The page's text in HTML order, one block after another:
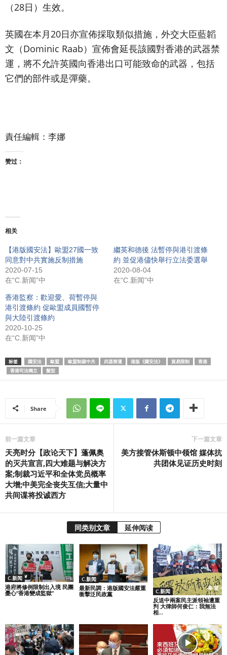
（28日）生效。
英國在本月20日亦宣佈採取類似措施，外交大臣藍韜
文（Dominic Raab）宣佈會延長該國對香港的武器禁
運，將不允許英國向香港出口可能致命的武器，包括
它們的部件或是彈藥。
責任編輯：李娜
赞过：
相关
【港版國安法】歐盟27國一致
同意對中共實施反制措施
2020-07-15
在“C.新闻”中
繼英和德後 法暫停與港引渡條
約 並促港儘快舉行立法委選舉
2020-08-04
在“C.新闻”中
香港監察：歡迎愛、荷暫停與
港引渡條約 促歐盟成員國暫停
與大陸引渡條約
2020-10-25
在“C.新闻”中
标签 國安法 歐盟 歐盟制裁中共 武器禁運 港版《國安法》 貿易限制
香港
香港司法獨立
髮型
Share
前一篇文章
天亮时分【政论天下】蓬佩奥
的灭共宣言,四大难题与解决方
案;制裁习近平和全体党员概率
大增;中美完全丧失互信;大量中
共间谍将投诚西方
下一篇文章
美方接管休斯顿中领馆 媒体抗
共团体见证历史时刻
同类别文章 延伸阅读
C.新闻
港府將修例限制出入境 民團
憂心“香港變成監獄”
C.新闻
最新民調：港版國安法嚴重
衝擊泛民政黨
C.新闻
反送中兩案民主派領袖遭重
判 大律師何俊仁：我無法
相...